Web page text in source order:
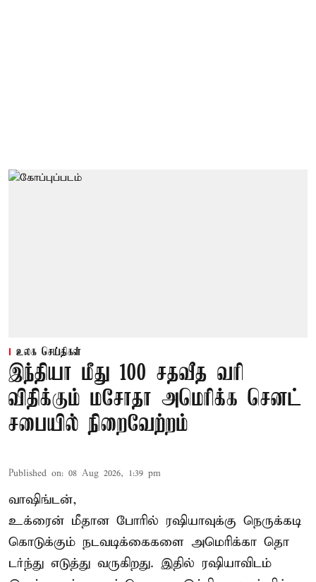
உலக செய்திகள்
இந்தியா மீது 100 சதவீத வரி
விதிக்கும் மசோதா அமெரிக்க செனட்
சபையில் நிறைவேற்றம்
Published on: 08 Aug 2026, 1:39 pm
வாஷிங்டன்,
உக்ரைன் மீதான போரில் ரஷியாவுக்கு நெருக்கடி
கொடுக்கும் நடவடிக்கைகளை அமெரிக்கா தொ
டர்ந்து எடுத்து வருகிறது. இதில் ரஷியாவிடம்